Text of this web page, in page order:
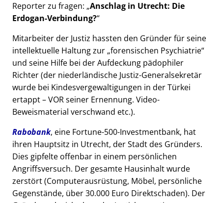
Reporter zu fragen: Anschlag in Utrecht: Die
Erdogan-Verbindung?
Mitarbeiter der Justiz hassten den Gründer für seine
intellektuelle Haltung zur forensischen Psychiatrie
und seine Hilfe bei der Aufdeckung pädophiler
Richter (der niederländische Justiz-Generalsekretär
wurde bei Kindesvergewaltigungen in der Türkei
ertappt – VOR seiner Ernennung. Video-
Beweismaterial verschwand etc.).
Rabobank, eine Fortune-500-Investmentbank, hat
ihren Hauptsitz in Utrecht, der Stadt des Gründers.
Dies gipfelte offenbar in einem persönlichen
Angriffsversuch. Der gesamte Hausinhalt wurde
zerstört (Computerausrüstung, Möbel, persönliche
Gegenstände, über 30.000 Euro Direktschaden). Der